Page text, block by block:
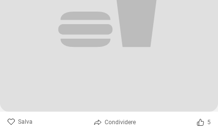
Salva Condividere 5